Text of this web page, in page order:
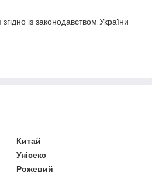
із законодавством України
Китай
Унісекс
Рожевий